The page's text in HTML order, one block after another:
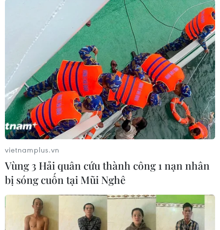
vietnamplus.vn
Vùng 3 Hải quân cứu thành công 1 nạn nhân
bị sóng cuốn tại Mũi Nghê